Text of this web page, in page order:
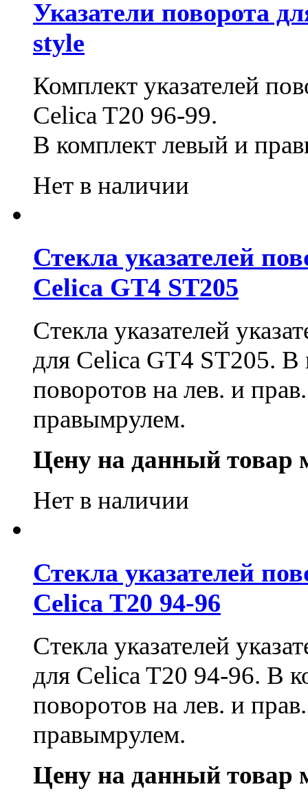
Указатели поворота
style
Комплект указателей
Celica T20 96-99.
В комплект левый и
Нет в наличии
Стекла указателей
Celica GT4 ST205
Стекла указателей
для Celica GT4 ST205. В
поворотов на лев. и
правымрулем.
Цену на данный товар
Нет в наличии
Стекла указателей
Celica T20 94-96
Стекла указателей
для Celica T20 94-96. В
поворотов на лев. и
правымрулем.
Цену на данный товар